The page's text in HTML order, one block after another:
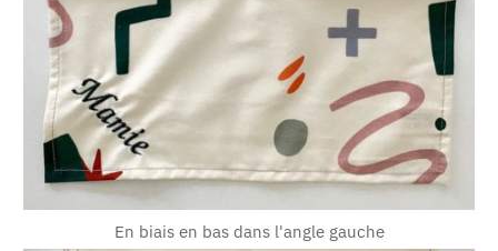
En biais en bas dans l'angle gauche